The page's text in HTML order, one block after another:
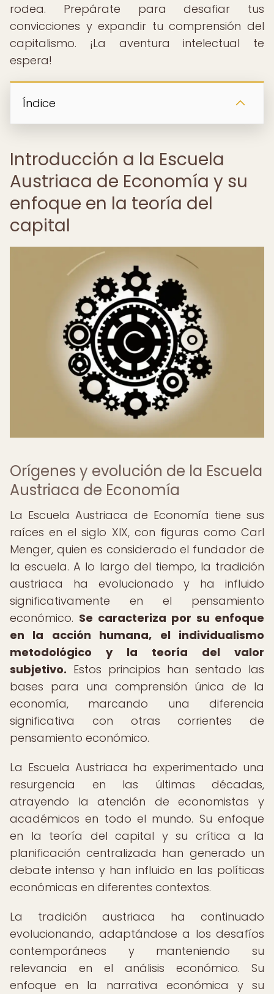
rodea. Prepárate para desafiar tus
convicciones y expandir tu comprensión del
capitalismo. ¡La aventura intelectual te
espera!
Índice
Introducción a la Escuela
Austriaca de Economía y su
enfoque en la teoría del
capital
Orígenes y evolución de la Escuela
Austriaca de Economía
La Escuela Austriaca de Economía tiene sus
raíces en el siglo XIX, con figuras como Carl
Menger, quien es considerado el fundador de
la escuela. A lo largo del tiempo, la tradición
austriaca ha evolucionado y ha influido
significativamente en el pensamiento
económico. Se caracteriza por su enfoque
en la acción humana, el individualismo
metodológico y la teoría del valor
subjetivo. Estos principios han sentado las
bases para una comprensión única de la
economía, marcando una diferencia
significativa con otras corrientes de
pensamiento económico.
La Escuela Austriaca ha experimentado una
resurgencia en las últimas décadas,
atrayendo la atención de economistas y
académicos en todo el mundo. Su enfoque
en la teoría del capital y su crítica a la
planificación centralizada han generado un
debate intenso y han influido en las políticas
económicas en diferentes contextos.
La tradición austriaca ha continuado
evolucionando, adaptándose a los desafíos
contemporáneos y manteniendo su
relevancia en el análisis económico. Su
enfoque en la narrativa económica y su